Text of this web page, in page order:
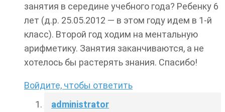
занятия в середине учебного года? Ребенку 6
лет (д.р. 25.05.2012 — в этом году идем в 1-й
класс). Второй год ходим на ментальную
арифметику. Занятия заканчиваются, а не
хотелось бы растерять знания. Спасибо!
Войдите, чтобы ответить
administrator